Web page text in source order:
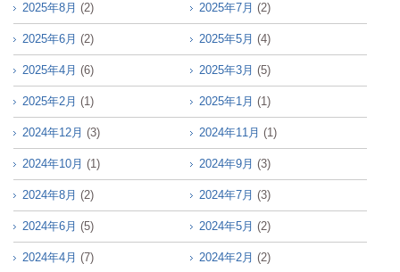
2025年8月 (2) 2025年7月 (2)
2025年6月 (2) 2025年5月 (4)
2025年4月 (6) 2025年3月 (5)
2025年2月 (1) 2025年1月 (1)
2024年12月 (3) 2024年11月 (1)
2024年10月 (1) 2024年9月 (3)
2024年8月 (2) 2024年7月 (3)
2024年6月 (5) 2024年5月 (2)
2024年4月 (7) 2024年2月 (2)